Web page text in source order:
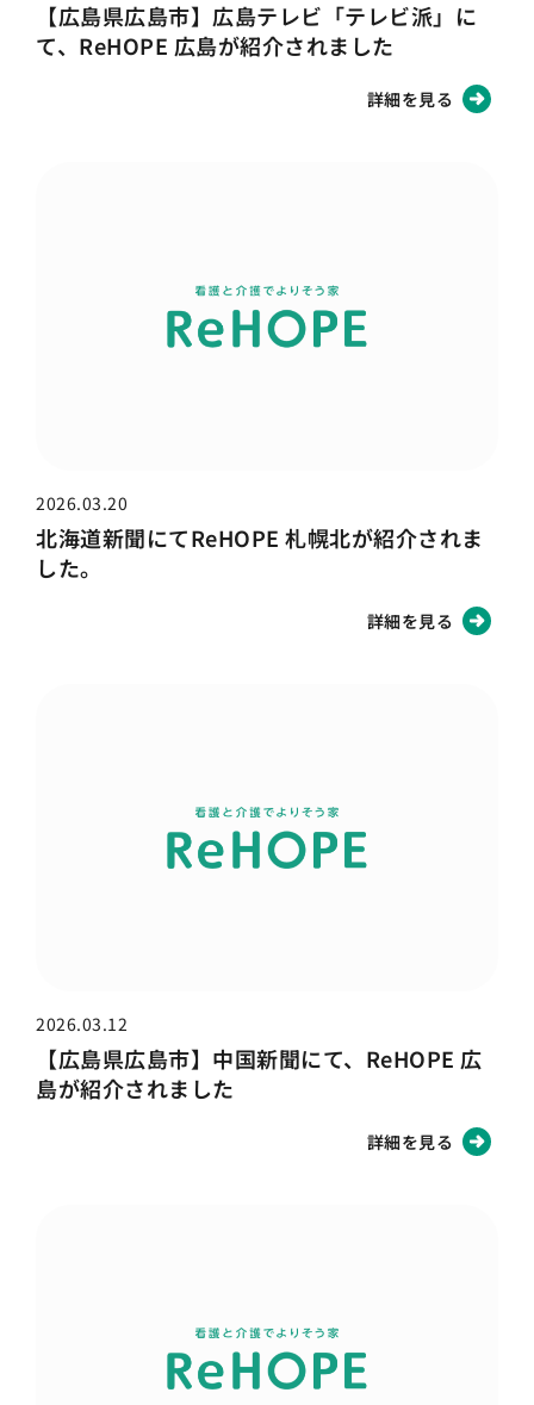
【広島県広島市】広島テレビ「テレビ派」に
て、ReHOPE 広島が紹介されました
詳細を見る
2026.03.20
北海道新聞にてReHOPE 札幌北が紹介されま
した。
詳細を見る
2026.03.12
【広島県広島市】中国新聞にて、ReHOPE 広
島が紹介されました
詳細を見る